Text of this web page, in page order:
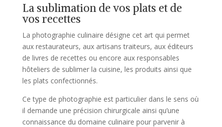
La sublimation de vos plats et de
vos recettes
La photographie culinaire désigne cet art qui permet
aux restaurateurs, aux artisans traiteurs, aux éditeurs
de livres de recettes ou encore aux responsables
hôteliers de sublimer la cuisine, les produits ainsi que
les plats confectionnés.
Ce type de photographie est particulier dans le sens où
il demande une précision chirurgicale ainsi qu’une
connaissance du domaine culinaire pour parvenir à